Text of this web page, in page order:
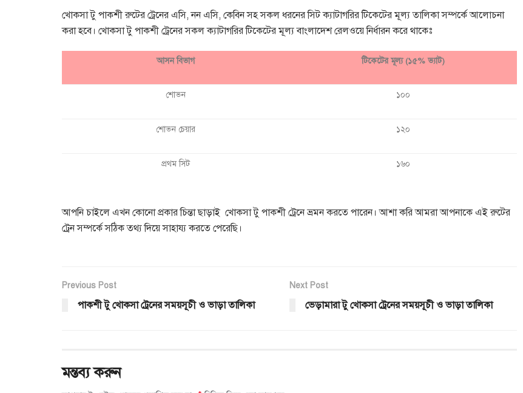
খোকসা টু পাকশী রুটের ট্রেনের এসি, নন এসি, কেবিন সহ সকল ধরনের সিট ক্যাটাগরির টিকেটের মূল্য তালিকা সম্পর্কে আলোচনা
করা হবে। খোকসা টু পাকশী ট্রেনের সকল ক্যাটাগরির টিকেটের মূল্য বাংলাদেশ রেলওয়ে নির্ধারন করে থাকেঃ
আসন বিভাগ টিকেটের মূল্য (১৫% ভ্যাট)
শোভন ১০০
শোভন চেয়ার ১২০
প্রথম সিট ১৬০
আপনি চাইলে এখন কোনো প্রকার চিন্তা ছাড়াই খোকসা টু পাকশী ট্রেনে ভ্রমন করতে পারেন। আশা করি আমরা আপনাকে এই রুটের
ট্রেন সম্পর্কে সঠিক তথ্য দিয়ে সাহায্য করতে পেরেছি।
Previous Post
পাকশী টু খোকসা ট্রেনের সময়সূচী ও ভাড়া তালিকা
Next Post
ভেড়ামারা টু খোকসা ট্রেনের সময়সূচী ও ভাড়া তালিকা
মন্তব্য করুন